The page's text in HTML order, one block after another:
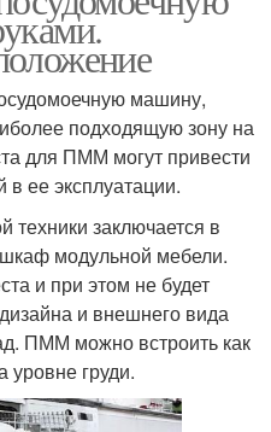
машину,
подходящую зону на
для ПММ могут привести
в ее эксплуатации.
заключается в
шкаф модульной мебели.
и при этом не будет
и внешнего вида
ПММ можно встроить как
уровне груди.